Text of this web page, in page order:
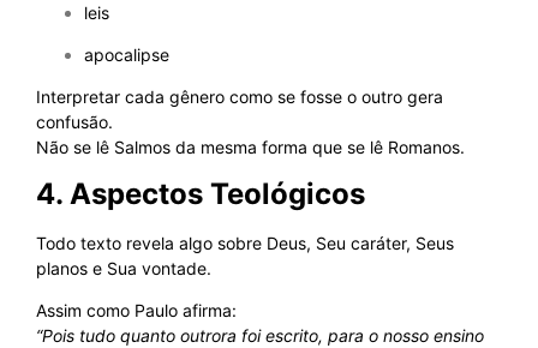
leis
apocalipse
Interpretar cada gênero como se fosse o outro gera
confusão.
Não se lê Salmos da mesma forma que se lê Romanos.
4. Aspectos Teológicos
Todo texto revela algo sobre Deus, Seu caráter, Seus
planos e Sua vontade.
Assim como Paulo afirma:
“Pois tudo quanto outrora foi escrito, para o nosso ensino